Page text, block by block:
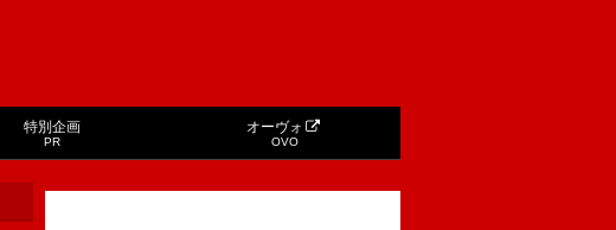
特別企画
PR
オーヴォ
OVO